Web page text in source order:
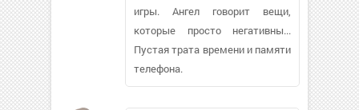
игры. Ангел говорит вещи,
которые просто негативны...
Пустая трата времени и памяти
телефона.